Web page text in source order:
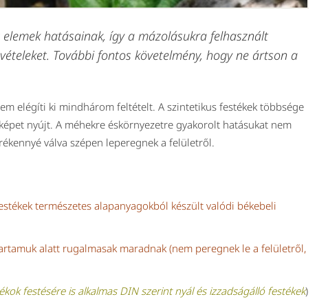
hatásainak, így a mázolásukra felhasznált
További fontos követelmény, hogy ne ártson a
elégíti ki mindhárom feltételt. A szintetikus festékek többsége
nyújt. A méhekre éskörnyezetre gyakorolt hatásukat nem
válva szépen leperegnek a felületről.
természetes alapanyagokból készült valódi békebeli
alatt rugalmasak maradnak (nem peregnek le a felületről,
festésére is alkalmas DIN szerint nyál és izzadságálló festékek)